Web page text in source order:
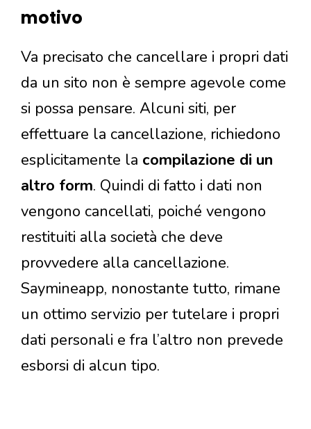
motivo
Va precisato che cancellare i propri dati
da un sito non è sempre agevole come
si possa pensare. Alcuni siti, per
effettuare la cancellazione, richiedono
esplicitamente la compilazione di un
altro form. Quindi di fatto i dati non
vengono cancellati, poiché vengono
restituiti alla società che deve
provvedere alla cancellazione.
Saymineapp, nonostante tutto, rimane
un ottimo servizio per tutelare i propri
dati personali e fra l’altro non prevede
esborsi di alcun tipo.